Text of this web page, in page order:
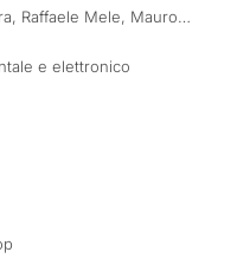
Raffaele Mele, Mauro
e elettronico